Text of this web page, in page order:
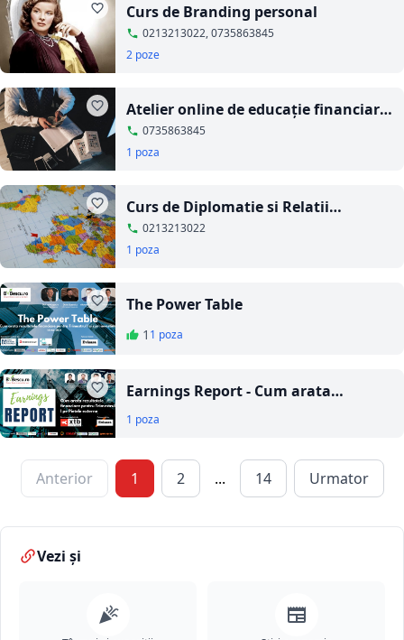
Curs de Branding personal
0213213022, 0735863845
2 poze
Atelier online de educaţie financiară.
Cum să economisești inteligent?
0735863845
1 poza
Curs de Diplomatie si Relatii
Internationale
0213213022
1 poza
The Power Table
1 1 poza
Earnings Report - Cum arata
rezultatele financiare pe Pietele
1 poza
Anterior 1 2 ... 14 Urmator
Vezi și